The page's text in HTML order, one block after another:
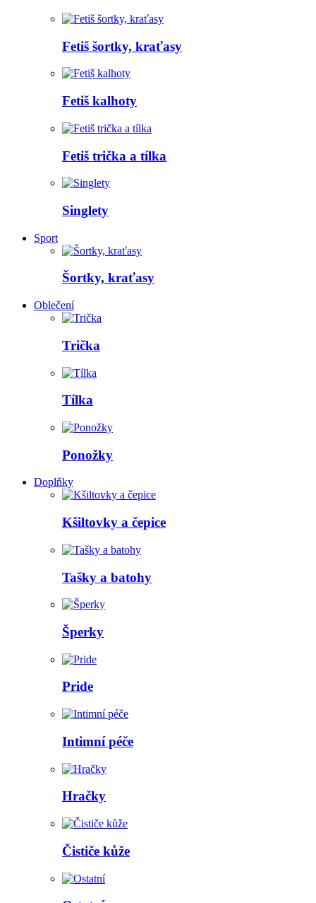
Fetiš šortky, kraťasy
Fetiš kalhoty
Fetiš trička a tílka
Singlety
Sport
Šortky, kraťasy
Oblečení
Trička
Tílka
Ponožky
Doplňky
Kšiltovky a čepice
Tašky a batohy
Šperky
Pride
Intimní péče
Hračky
Čističe kůže